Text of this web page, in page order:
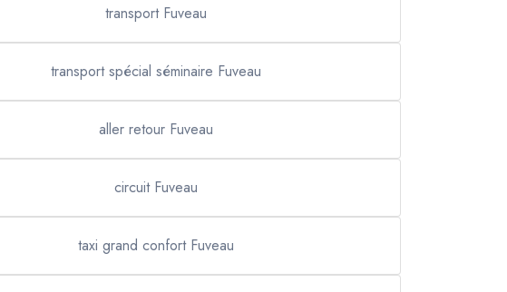
transport Fuveau
transport spécial séminaire Fuveau
aller retour Fuveau
circuit Fuveau
taxi grand confort Fuveau